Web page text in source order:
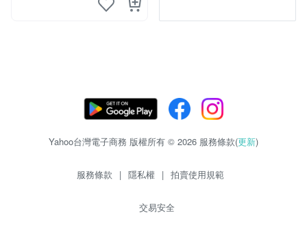
Yahoo台灣電子商務 版權所有 © 2026 服務條款(更新)
服務條款 | 隱私權 | 拍賣使用規範
交易安全